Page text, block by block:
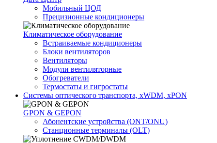
Мобильный ЦОД
Прецизионные кондиционеры
Климатичeское оборудование
Встраиваемые кондиционеры
Блоки вентиляторов
Вентиляторы
Модули вентиляторные
Обогреватели
Термостаты и гигростаты
Системы оптического транспорта, xWDM, xPON
GPON & GEPON
Абонентские устройства (ONT/ONU)
Станционные терминалы (OLT)